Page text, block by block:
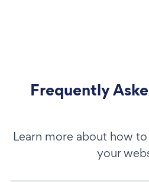
Frequently
Learn more about how
your